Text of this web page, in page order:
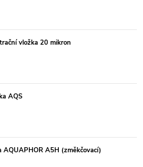
vložka 20 mikron
AQS
AQUAPHOR A5H (změkčovací)